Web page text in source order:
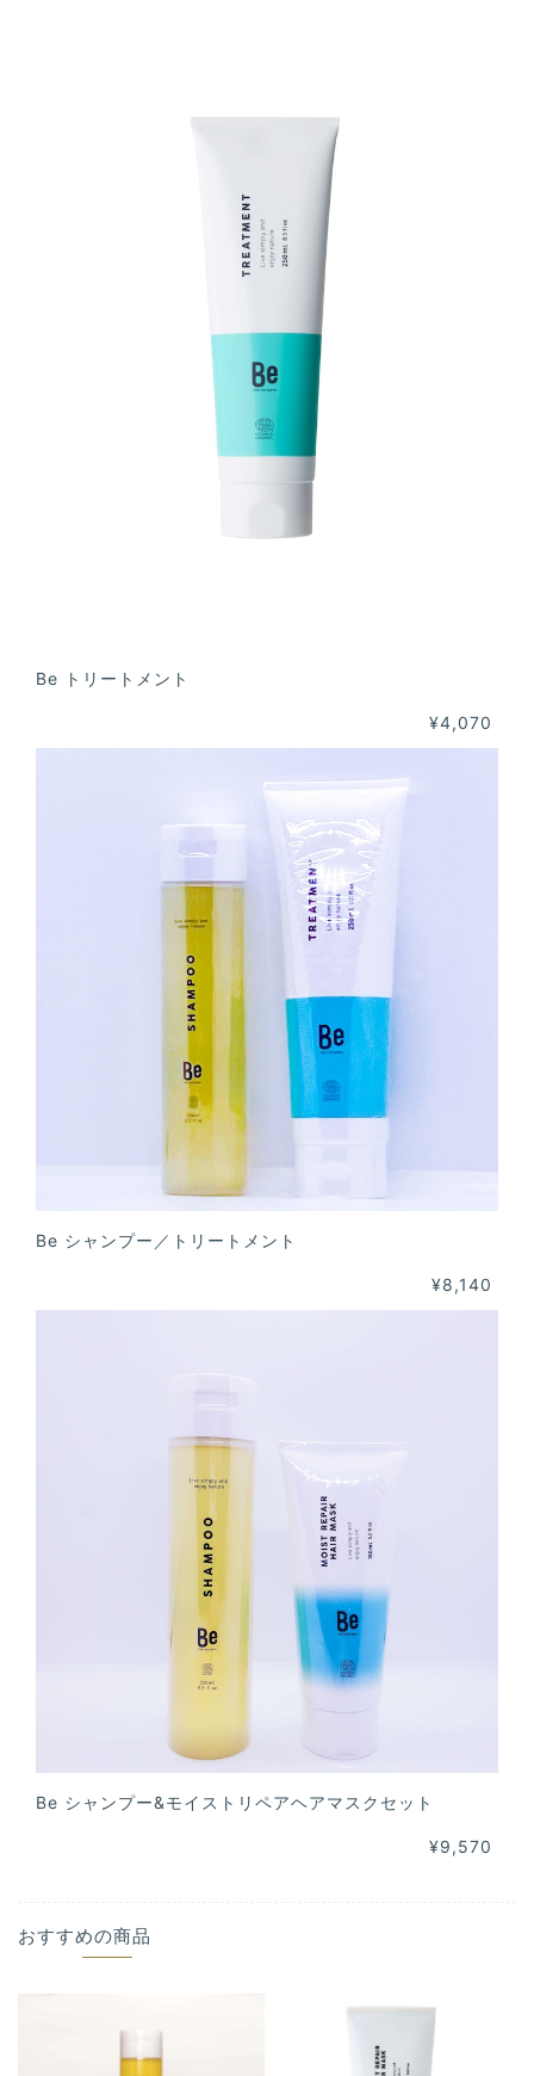
Be トリートメント
¥4,070
Be シャンプー／トリートメント
¥8,140
Be シャンプー&モイストリペアヘアマスクセット
¥9,570
おすすめの商品